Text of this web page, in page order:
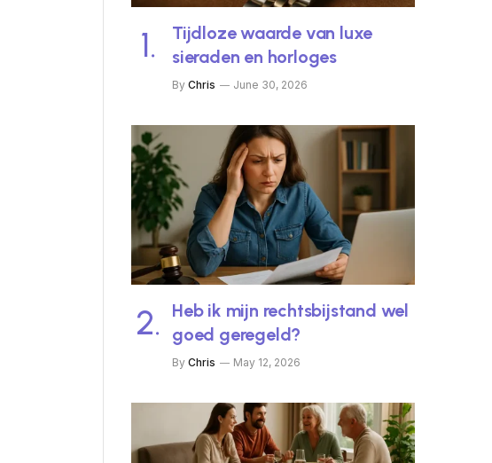
Tijdloze waarde van luxe
sieraden en horloges
By Chris June 30, 2026
Heb ik mijn rechtsbijstand wel
goed geregeld?
By Chris May 12, 2026